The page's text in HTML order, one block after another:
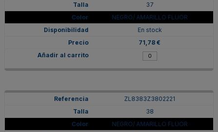
37
NEGRO/ AMARILLO FLUOR
En stock
71,78 €
ZL8383Z3802221
38
NEGRO/ AMARILLO FLUOR